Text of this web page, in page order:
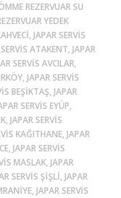
REZERVUAR SU
YEDEK
JAPAR SERVIS
ATAKENT, JAPAR
SERVIS AVCILAR,
JAPAR SERVIS
BEŞIKTAŞ, JAPAR
SERVIS EYÜP,
JAPAR SERVIS
KAĞITHANE, JAPAR
JAPAR SERVIS
MASLAK, JAPAR
SERVIS ŞIŞLI, JAPAR
JAPAR SERVIS